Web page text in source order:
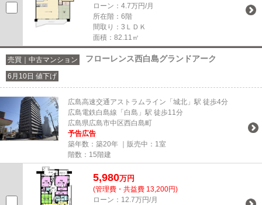
ローン：4.7万円/月
所在階：6階
間取り：3ＬＤＫ
面積：82.11㎡
売買｜中古マンション フローレンス西白島グランドアーク
6月10日 値下げ
広島高速交通アストラムライン「城北」駅 徒歩4分
広島電鉄白島線「白島」駅 徒歩11分
広島県広島市中区西白島町
予告広告
築年数：築20年 ｜販売中： 1室
階数：15階建
5,980万円
(管理費・共益費 13,200円)
ローン：12.7万円/月